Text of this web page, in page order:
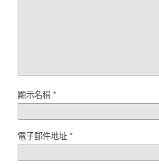
顯示名稱*
電子郵件地址*